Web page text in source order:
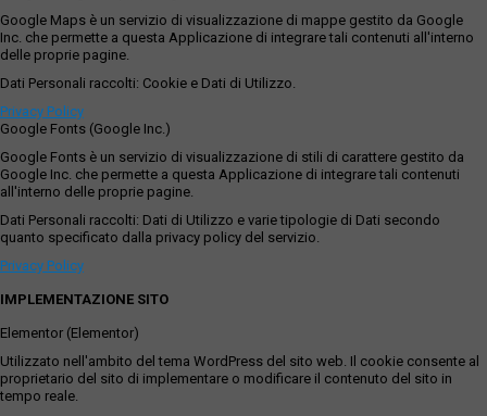
Google Maps è un servizio di visualizzazione di mappe gestito da Google
Inc. che permette a questa Applicazione di integrare tali contenuti all'interno
delle proprie pagine.
Dati Personali raccolti: Cookie e Dati di Utilizzo.
Privacy Policy
Google Fonts (Google Inc.)
Google Fonts è un servizio di visualizzazione di stili di carattere gestito da
Google Inc. che permette a questa Applicazione di integrare tali contenuti
all'interno delle proprie pagine.
Dati Personali raccolti: Dati di Utilizzo e varie tipologie di Dati secondo
quanto specificato dalla privacy policy del servizio.
Privacy Policy
IMPLEMENTAZIONE SITO
Elementor (Elementor)
Utilizzato nell'ambito del tema WordPress del sito web. Il cookie consente al
proprietario del sito di implementare o modificare il contenuto del sito in
tempo reale.